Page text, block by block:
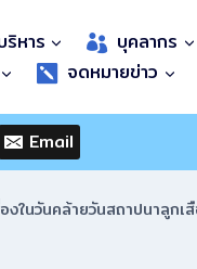
ริหาร บุคลากร
จดหมายข่าว
Email
ในวันคล้ายวันสถาปนาลูกเ